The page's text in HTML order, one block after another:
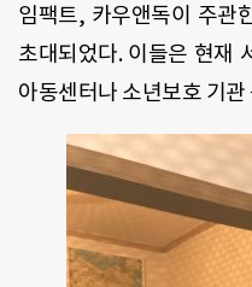
임팩트, 카우앤독이 주관
초대되었다. 이들은 현재
아동센터나 소년보호 기